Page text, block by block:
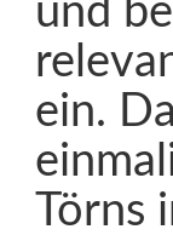
und
ein.